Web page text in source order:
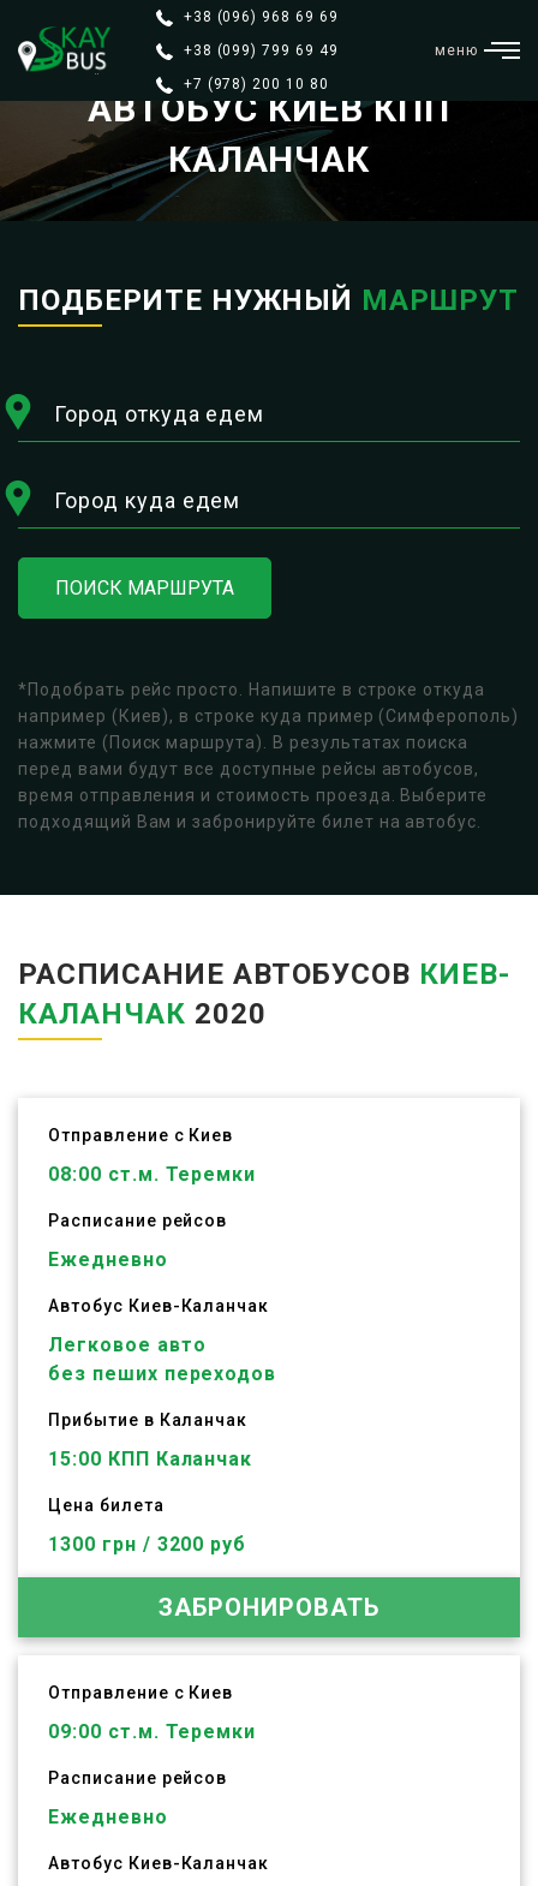
+38 (096) 968 69 69
+38 (099) 799 69 49
+7 (978) 200 10 80
меню
АВТОБУС КИЕВ КПП
КАЛАНЧАК
ПОДБЕРИТЕ НУЖНЫЙ МАРШРУТ
Город откуда едем
Город куда едем
ПОИСК МАРШРУТА
*Подобрать рейс просто. Напишите в строке откуда
например (Киев), в строке куда пример (Симферополь)
нажмите (Поиск маршрута). В результатах поиска
перед вами будут все доступные рейсы автобусов,
время отправления и стоимость проезда. Выберите
подходящий Вам и забронируйте билет на автобус.
РАСПИСАНИЕ АВТОБУСОВ КИЕВ-
КАЛАНЧАК 2020
Отправление с Киев
08:00 ст.м. Теремки
Расписание рейсов
Ежедневно
Автобус Киев- Каланчак
Легковое авто
без пеших переходов
Прибытие в Каланчак
15:00 КПП Каланчак
Цена билета
1300 грн / 3200 руб
ЗАБРОНИРОВАТЬ
Отправление с Киев
09:00 ст.м. Теремки
Расписание рейсов
Ежедневно
Автобус Киев- Каланчак